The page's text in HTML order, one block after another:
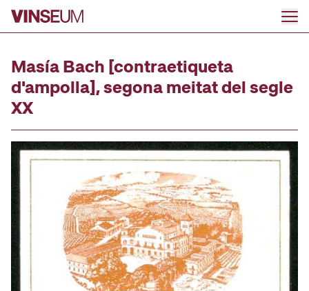
Anar al contingut
Masía Bach [contraetiqueta
d'ampolla], segona meitat del segle
XX